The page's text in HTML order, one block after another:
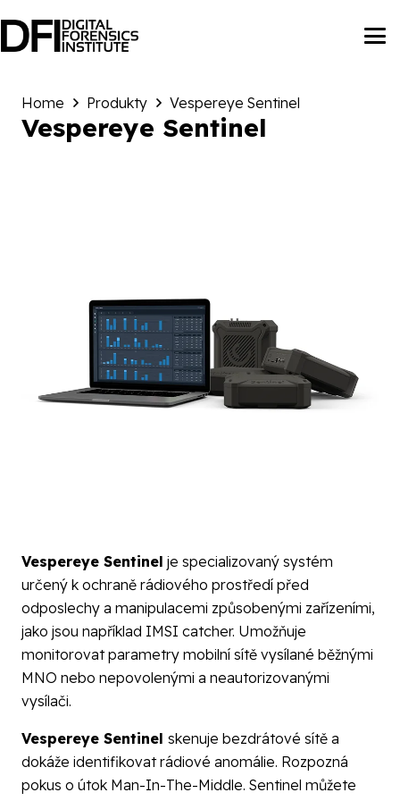
Home Produkty Vespereye Sentinel
Vespereye Sentinel
Vespereye Sentinel je specializovaný systém
určený k ochraně rádiového prostředí před
odposlechy a manipulacemi způsobenými zařízeními,
jako jsou například IMSI catcher. Umožňuje
monitorovat parametry mobilní sítě vysílané běžnými
MNO nebo nepovolenými a neautorizovanými
vysílači.
Vespereye Sentinel skenuje bezdrátové sítě a
dokáže identifikovat rádiové anomálie. Rozpozná
pokus o útok Man-In-The-Middle. Sentinel můžete